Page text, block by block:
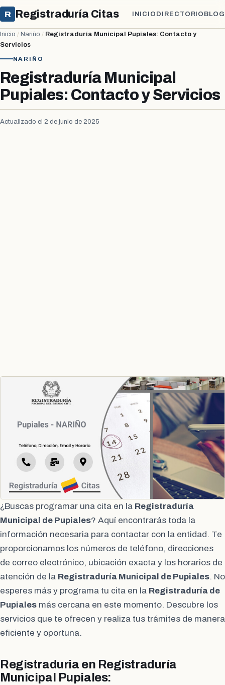
R Registraduría Citas INICIO DIRECTORIO BLOG
Inicio / Nariño / Registraduría Municipal Pupiales: Contacto y
Servicios
NARIÑO
Registraduría Municipal
Pupiales: Contacto y Servicios
Actualizado el 2 de junio de 2025
¿Buscas programar una cita en la Registraduría
Municipal de Pupiales? Aquí encontrarás toda la
información necesaria para contactar con la entidad. Te
proporcionamos los números de teléfono, direcciones
de correo electrónico, ubicación exacta y los horarios de
atención de la Registraduría Municipal de Pupiales. No
esperes más y programa tu cita en la Registraduría de
Pupiales más cercana en este momento. Descubre los
servicios que te ofrecen y realiza tus trámites de manera
eficiente y oportuna.
Registraduria en Registraduría
Municipal Pupiales: